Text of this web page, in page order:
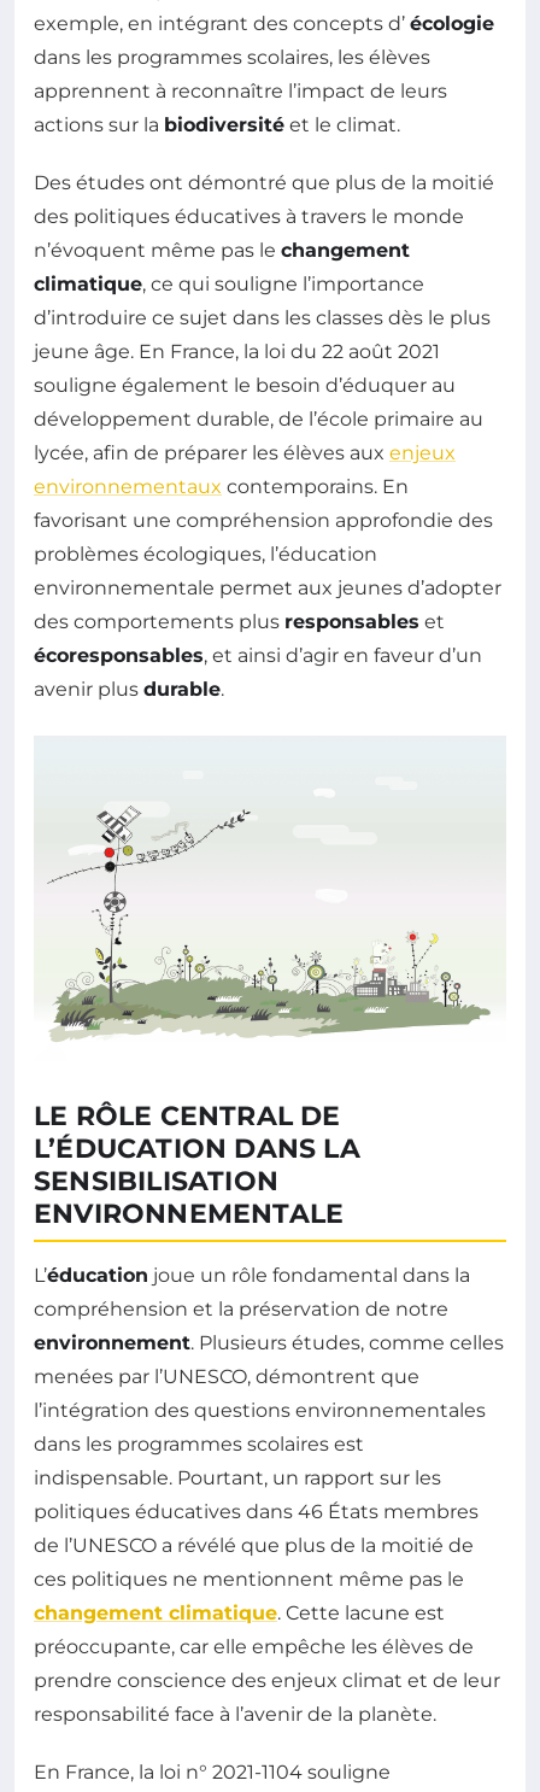
exemple, en intégrant des concepts d’ écologie
dans les programmes scolaires, les élèves
apprennent à reconnaître l’impact de leurs
actions sur la biodiversité et le climat.
Des études ont démontré que plus de la moitié
des politiques éducatives à travers le monde
n’évoquent même pas le changement
climatique, ce qui souligne l’importance
d’introduire ce sujet dans les classes dès le plus
jeune âge. En France, la loi du 22 août 2021
souligne également le besoin d’éduquer au
développement durable, de l’école primaire au
lycée, afin de préparer les élèves aux enjeux
environnementaux contemporains. En
favorisant une compréhension approfondie des
problèmes écologiques, l’éducation
environnementale permet aux jeunes d’adopter
des comportements plus responsables et
écoresponsables, et ainsi d’agir en faveur d’un
avenir plus durable.
LE RÔLE CENTRAL DE
L’ÉDUCATION DANS LA
SENSIBILISATION
ENVIRONNEMENTALE
L’éducation joue un rôle fondamental dans la
compréhension et la préservation de notre
environnement. Plusieurs études, comme celles
menées par l’UNESCO, démontrent que
l’intégration des questions environnementales
dans les programmes scolaires est
indispensable. Pourtant, un rapport sur les
politiques éducatives dans 46 États membres
de l’UNESCO a révélé que plus de la moitié de
ces politiques ne mentionnent même pas le
changement climatique. Cette lacune est
préoccupante, car elle empêche les élèves de
prendre conscience des enjeux climat et de leur
responsabilité face à l’avenir de la planète.
En France, la loi n° 2021-1104 souligne